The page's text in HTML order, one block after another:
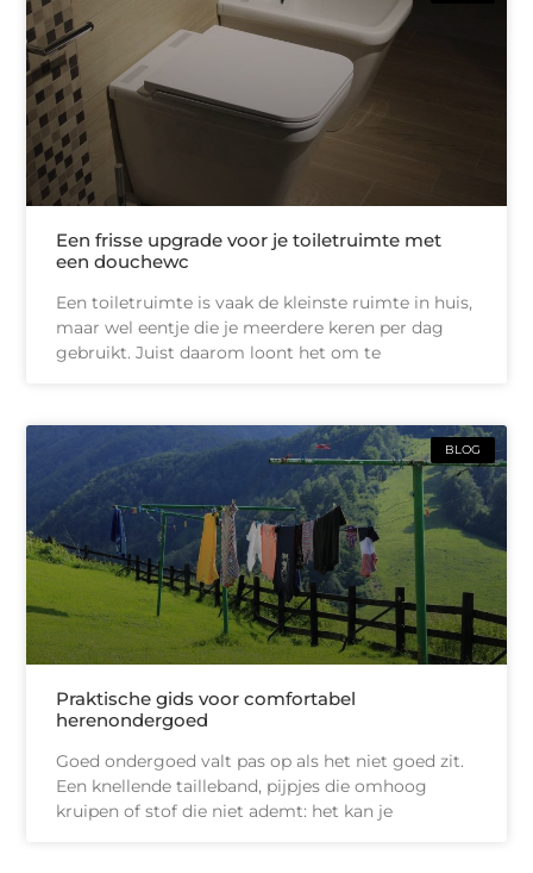
Een frisse upgrade voor je toiletruimte met
een douchewc
Een toiletruimte is vaak de kleinste ruimte in huis,
maar wel eentje die je meerdere keren per dag
gebruikt. Juist daarom loont het om te
BLOG
Praktische gids voor comfortabel
herenondergoed
Goed ondergoed valt pas op als het niet goed zit.
Een knellende tailleband, pijpjes die omhoog
kruipen of stof die niet ademt: het kan je